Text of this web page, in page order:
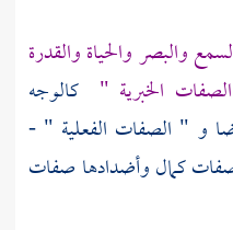
والبصر والحياة والقدرة
الخبرية " كالوجه
و " الصفات الفعلية " -
كمال وأضدادها صفات